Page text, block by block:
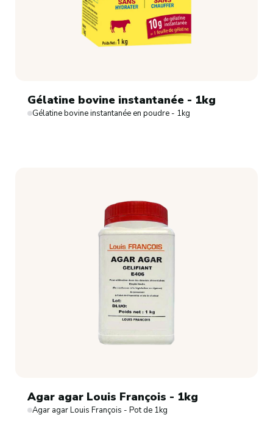
Gélatine bovine instantanée - 1kg
Gélatine bovine instantanée en poudre - 1kg
Agar agar Louis François - 1kg
Agar agar Louis François - Pot de 1kg